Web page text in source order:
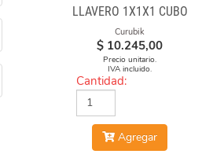
LLAVERO 1X1X1 CUBO
Curubik
$ 10.245,00
Precio unitario.
IVA incluido.
Cantidad:
Agregar